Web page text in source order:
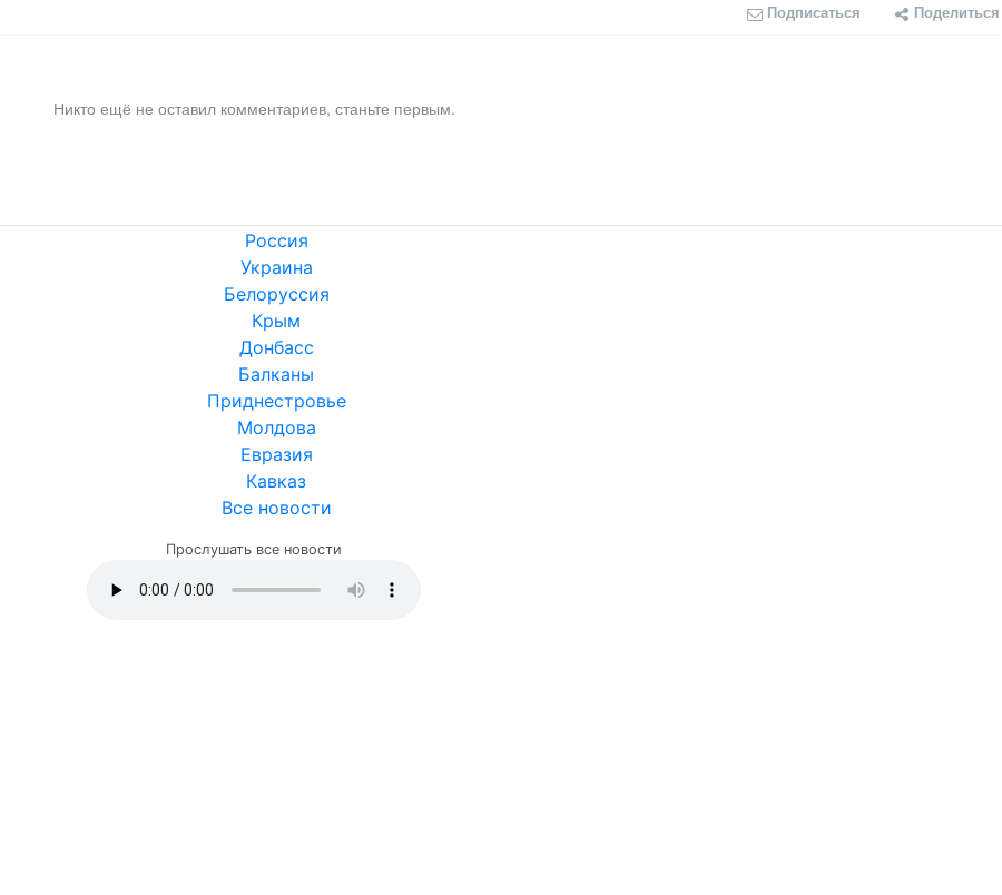
Подписаться Поделиться
Никто ещё не оставил комментариев, станьте первым.
Россия
Украина
Белоруссия
Крым
Донбасс
Балканы
Приднестровье
Молдова
Евразия
Кавказ
Все новости
Прослушать все новости